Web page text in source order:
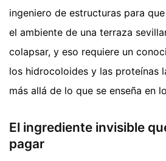
ingeniero de estructuras para
el ambiente de una terraza
colapsar, y eso requiere un
los hidrocoloides y las proteínas
más allá de lo que se enseña en
El ingrediente invisible
pagar